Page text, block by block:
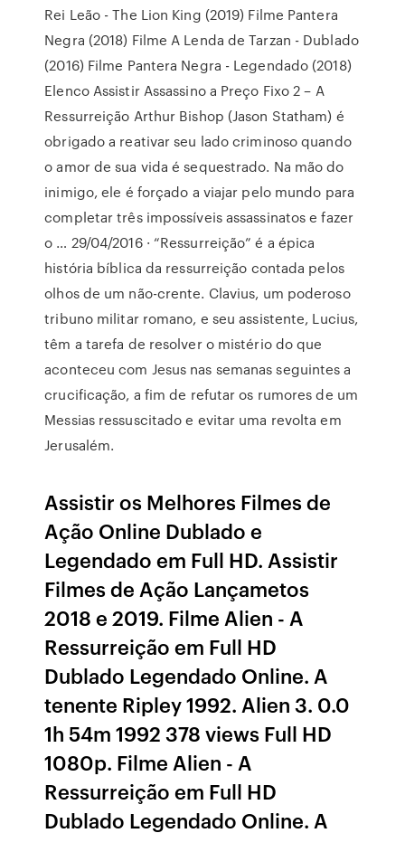
Rei Leão - The Lion King (2019) Filme Pantera
Negra (2018) Filme A Lenda de Tarzan - Dublado
(2016) Filme Pantera Negra - Legendado (2018)
Elenco Assistir Assassino a Preço Fixo 2 – A
Ressurreição Arthur Bishop (Jason Statham) é
obrigado a reativar seu lado criminoso quando
o amor de sua vida é sequestrado. Na mão do
inimigo, ele é forçado a viajar pelo mundo para
completar três impossíveis assassinatos e fazer
o … 29/04/2016 · “Ressurreição” é a épica
história bíblica da ressurreição contada pelos
olhos de um não-crente. Clavius, um poderoso
tribuno militar romano, e seu assistente, Lucius,
têm a tarefa de resolver o mistério do que
aconteceu com Jesus nas semanas seguintes a
crucificação, a fim de refutar os rumores de um
Messias ressuscitado e evitar uma revolta em
Jerusalém.
Assistir os Melhores Filmes de
Ação Online Dublado e
Legendado em Full HD. Assistir
Filmes de Ação Lançametos
2018 e 2019. Filme Alien - A
Ressurreição em Full HD
Dublado Legendado Online. A
tenente Ripley 1992. Alien 3. 0.0
1h 54m 1992 378 views Full HD
1080p. Filme Alien - A
Ressurreição em Full HD
Dublado Legendado Online. A